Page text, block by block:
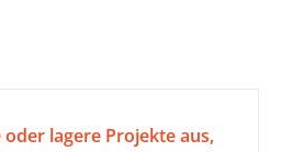
lagere Projekte aus,